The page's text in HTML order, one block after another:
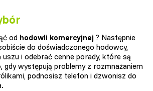
od hodowli komercyjnej ? Następnie
do doświadczonego hodowcy,
uszu i odebrać cenne porady, które są
gdy występują problemy z rozmnażaniem
podnosisz telefon i dzwonisz do